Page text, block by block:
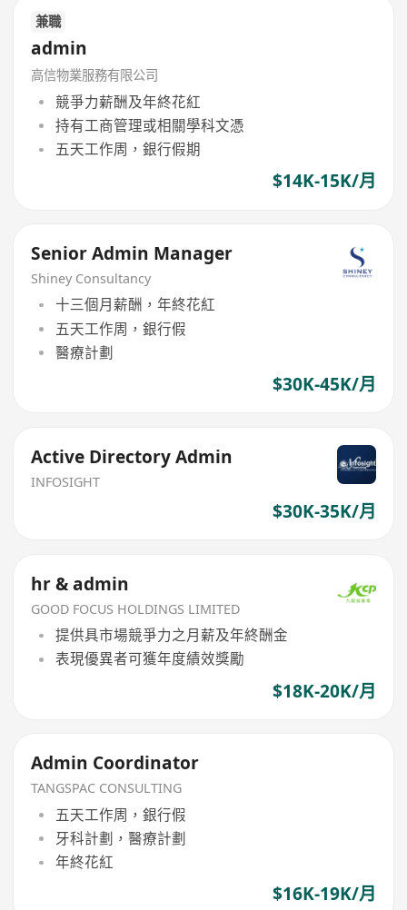
兼職
admin
高信物業服務有限公司
競爭力薪酬及年終花紅
持有工商管理或相關學科文憑
五天工作周，銀行假期
$14K-15K/月
Senior Admin Manager
Shiney Consultancy
十三個月薪酬，年終花紅
五天工作周，銀行假
醫療計劃
$30K-45K/月
Active Directory Admin
INFOSIGHT
$30K-35K/月
hr & admin
GOOD FOCUS HOLDINGS LIMITED
提供具市場競爭力之月薪及年終酬金
表現優異者可獲年度績效獎勵
$18K-20K/月
Admin Coordinator
TANGSPAC CONSULTING
五天工作周，銀行假
牙科計劃，醫療計劃
年終花紅
$16K-19K/月